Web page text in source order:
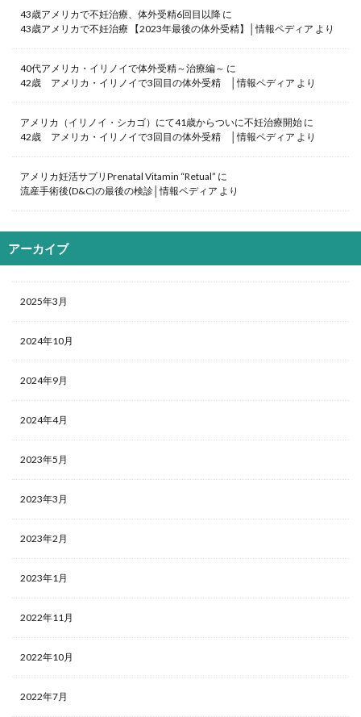
43歳アメリカで不妊治療、体外受精6回目以降 に
43歳アメリカで不妊治療 【2023年最後の体外受精】│情報ペディア より
40代アメリカ・イリノイで体外受精～治療編～ に
42歳 アメリカ・イリノイで3回目の体外受精 │情報ペディア より
アメリカ（イリノイ・シカゴ）にて41歳からついに不妊治療開始 に
42歳 アメリカ・イリノイで3回目の体外受精 │情報ペディア より
アメリカ妊活サプリPrenatal Vitamin “Retual” に
流産手術後(D&C)の最後の検診│情報ペディア より
アーカイブ
2025年3月
2024年10月
2024年9月
2024年4月
2023年5月
2023年3月
2023年2月
2023年1月
2022年11月
2022年10月
2022年7月